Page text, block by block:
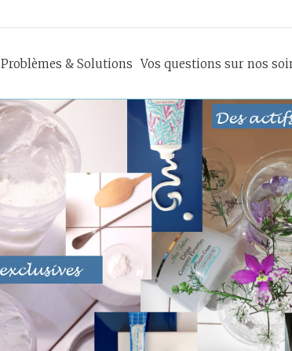
Problèmes & Solutions Vos questions sur nos